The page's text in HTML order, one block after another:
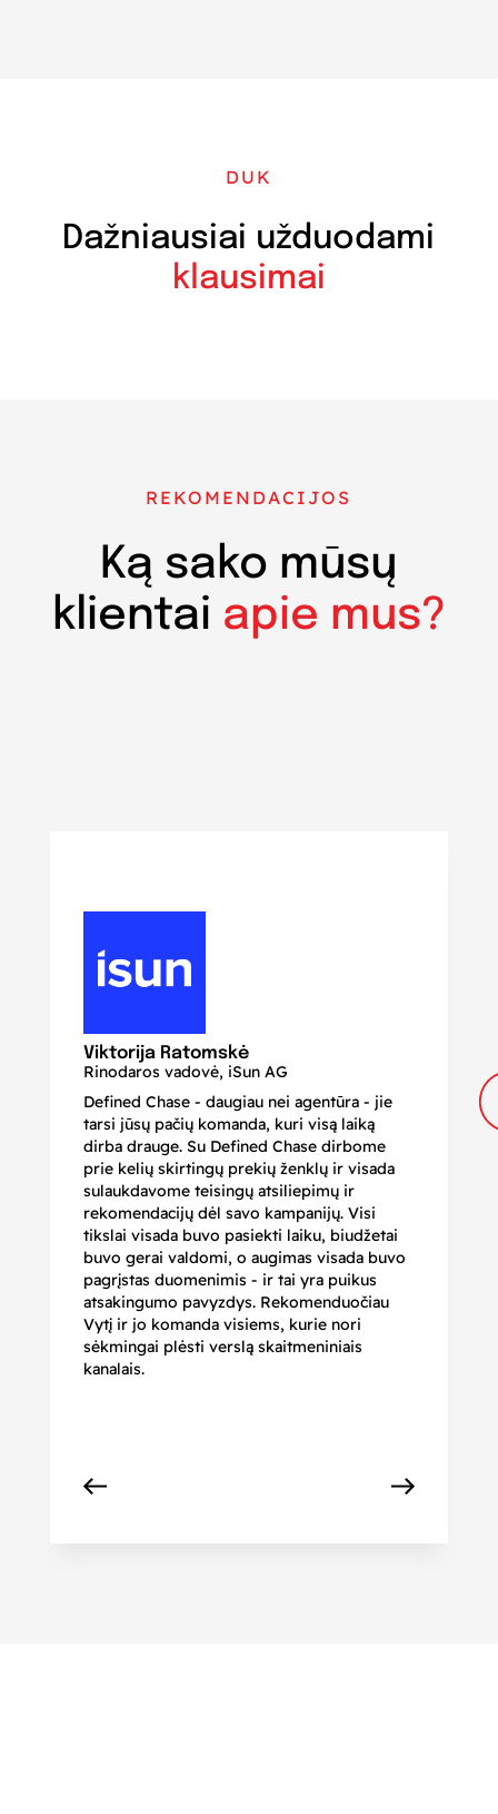
DUK
Dažniausiai užduodami
klausimai
REKOMENDACIJOS
Ką sako mūsų
klientai apie mus?
Viktorija Ratomskė
Rinodaros vadovė, iSun AG
Defined Chase - daugiau nei agentūra - jie
tarsi jūsų pačių komanda, kuri visą laiką
dirba drauge. Su Defined Chase dirbome
prie kelių skirtingų prekių ženklų ir visada
sulaukdavome teisingų atsiliepimų ir
rekomendacijų dėl savo kampanijų. Visi
tikslai visada buvo pasiekti laiku, biudžetai
buvo gerai valdomi, o augimas visada buvo
pagrįstas duomenimis - ir tai yra puikus
atsakingumo pavyzdys. Rekomenduočiau
Vytį ir jo komanda visiems, kurie nori
sėkmingai plėsti verslą skaitmeniniais
kanalais.
ir